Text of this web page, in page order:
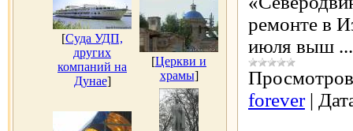
[Суда УДП,
других
компаний на
Дунае]
[Церкви и
храмы]
ремонте в
июля выш
forever |